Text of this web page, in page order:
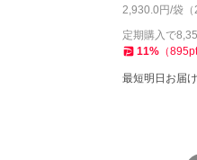
2,930.0円/袋（
定期購入で
11% （895pt
最短明日お届け